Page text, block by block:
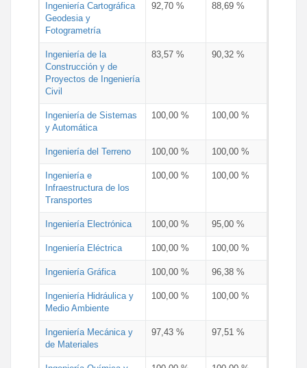
Ingeniería Cartográfica
Geodesia y
Fotogrametría
92,70 % 88,69 %
Ingeniería de la
Construcción y de
Proyectos de Ingeniería
Civil
83,57 % 90,32 %
Ingeniería de Sistemas
y Automática
100,00 % 100,00 %
Ingeniería del Terreno 100,00 % 100,00 %
Ingeniería e
Infraestructura de los
Transportes
100,00 % 100,00 %
Ingeniería Electrónica 100,00 % 95,00 %
Ingeniería Eléctrica 100,00 % 100,00 %
Ingeniería Gráfica 100,00 % 96,38 %
Ingeniería Hidráulica y
Medio Ambiente
100,00 % 100,00 %
Ingeniería Mecánica y
de Materiales
97,43 % 97,51 %